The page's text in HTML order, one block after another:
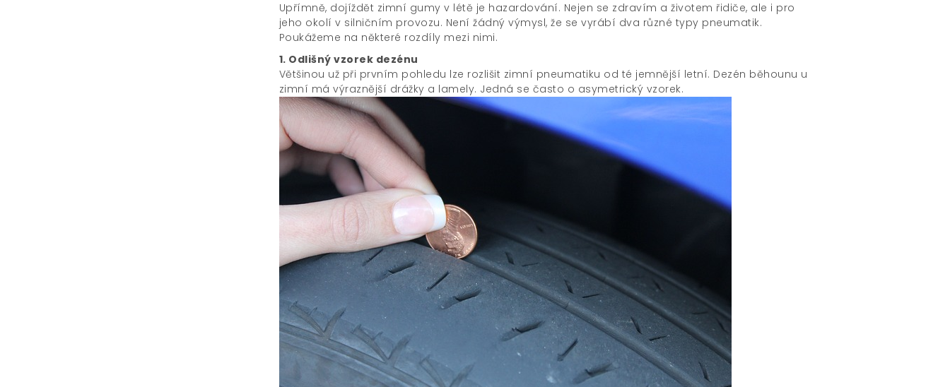
Upřímně, dojíždět zimní gumy v létě je hazardování. Nejen se zdravím a životem řidiče, ale i pro
jeho okolí v silničním provozu. Není žádný výmysl, že se vyrábí dva různé typy pneumatik.
Poukážeme na některé rozdíly mezi nimi.
1. Odlišný vzorek dezénu
Většinou už při prvním pohledu lze rozlišit zimní pneumatiku od té jemnější letní. Dezén běhounu u
zimní má výraznější drážky a lamely. Jedná se často o asymetrický vzorek.